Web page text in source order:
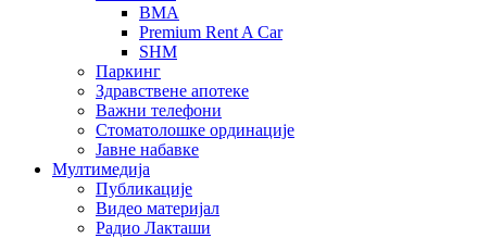
BMA
Premium Rent A Car
SHM
Паркинг
Здравствене апотеке
Важни телефони
Стоматолошке ординације
Јавне набавке
Мултимедија
Публикације
Видео материјал
Радио Лакташи